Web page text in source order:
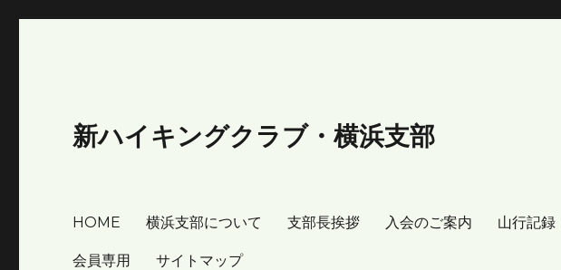
新ハイキングクラブ・横浜支部
HOME 横浜支部について 支部長挨拶 入会のご案内 山行記録
会員専用 サイトマップ